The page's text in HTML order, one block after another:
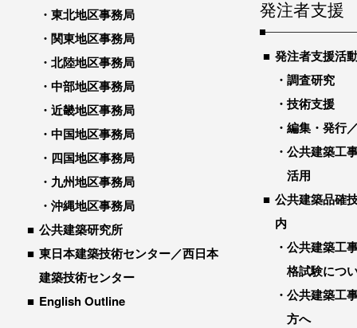
東北地区事務局
関東地区事務局
北陸地区事務局
中部地区事務局
近畿地区事務局
中国地区事務局
四国地区事務局
九州地区事務局
沖縄地区事務局
公共建築研究所
東日本建築技術センター／西日本
建築技術センター
English Outline
発注者支援
発注者支援活
調査研究
技術支援
編集・発行
公共建築工
活用
公共建築品確
内
公共建築工
格試験につ
公共建築工
方へ